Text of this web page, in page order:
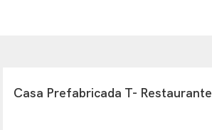
Casa Prefabricada T- Restaurante